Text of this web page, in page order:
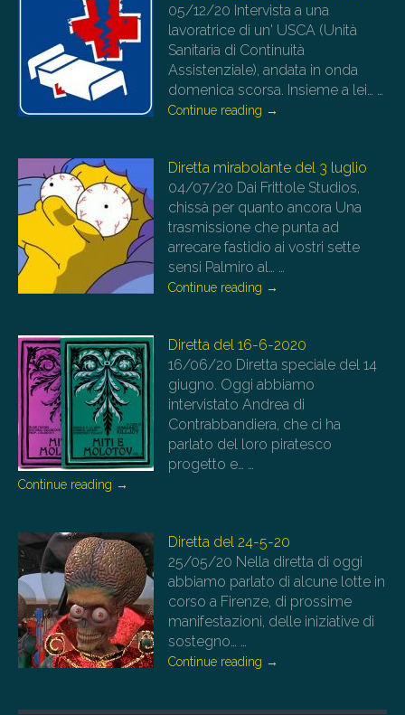
05/12/20 Intervista a una
lavoratrice di un' USCA (Unità
Sanitaria di Continuità
Assistenziale), andata in onda
domenica scorsa. Insieme a lei…
Continue reading →
Diretta mirabolante del 3 luglio
04/07/20 Dai Frittole Studios,
chissà per quanto ancora Una
trasmissione che punta ad
arrecare fastidio ai vostri sette
sensi Palmiro al…
Continue reading →
Diretta del 16-6-2020
16/06/20 Diretta speciale del 14
giugno. Oggi abbiamo
intervistato Andrea di
Contrabbandiera, che ci ha
parlato del loro piratesco
progetto e…
Continue reading →
Diretta del 24-5-20
25/05/20 Nella diretta di oggi
abbiamo parlato di alcune lotte in
corso a Firenze, di prossime
manifestazioni, delle iniziative di
sostegno…
Continue reading →